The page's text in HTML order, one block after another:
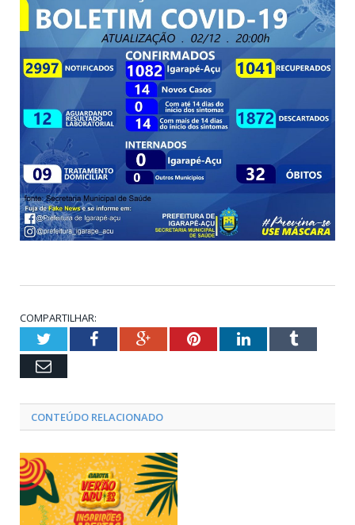
COMPARTILHAR:
TwitterFacebookGoogle+PinterestLinkedInTumblr
Email
CONTEÚDO RELACIONADO